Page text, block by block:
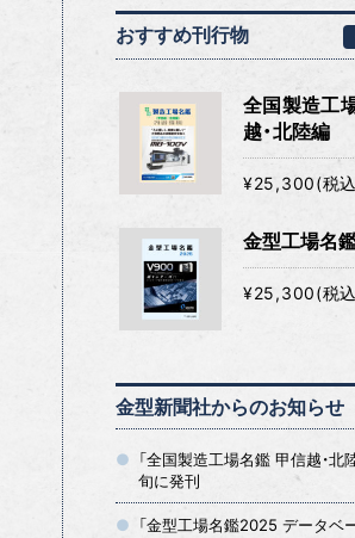
おすすめ刊行物
全国製造工
越・北陸編
¥25,300(税
金型工場名
¥25,300(税
金型新聞社からのお知らせ
「全国製造工場名鑑 甲信越・北
旬に発刊
「金型工場名鑑2025 データベ